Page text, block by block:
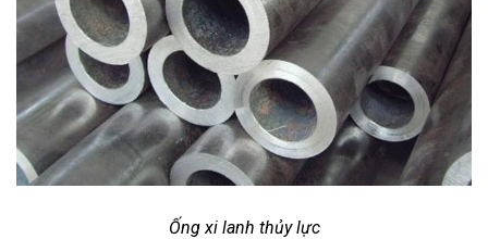
Ống xi lanh thủy lực